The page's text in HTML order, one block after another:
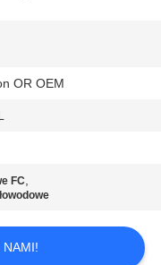
OR OEM
FC,
NAMI!